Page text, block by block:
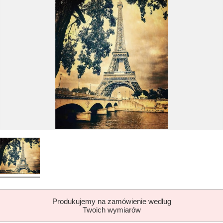
Produkujemy na zamówienie według
Twoich wymiarów